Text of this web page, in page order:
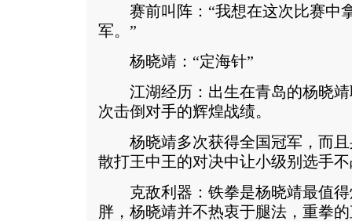
赛前叫阵：“我想在这次比赛中
军。”
杨晓靖：“定海针”
江湖经历：出生在青岛的杨晓靖
次击倒对手的辉煌战绩。
杨晓靖多次获得全国冠军，而且
散打王中王的对决中让小级别选手
克敌利器：铁拳是杨晓靖最值得
胖，杨晓靖并不热衷于腿法，重拳